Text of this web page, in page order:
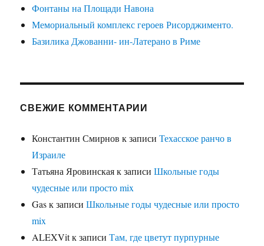
Фонтаны на Площади Навона
Мемориальный комплекс героев Рисорджименто.
Базилика Джованни- ин-Латерано в Риме
СВЕЖИЕ КОММЕНТАРИИ
Константин Смирнов к записиТехасское ранчо в
Израиле
Татьяна Яровинскаяк записиШкольные годы
чудесные или просто mix
Gasк записиШкольные годы чудесные или просто
mix
ALEXVitк записиТам, где цветут пурпурные